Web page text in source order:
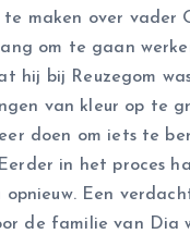
maken over vader
om te gaan
hij bij Reuzegom
van kleur op te
doen om iets te
in het proces
Een
de familie van Dia